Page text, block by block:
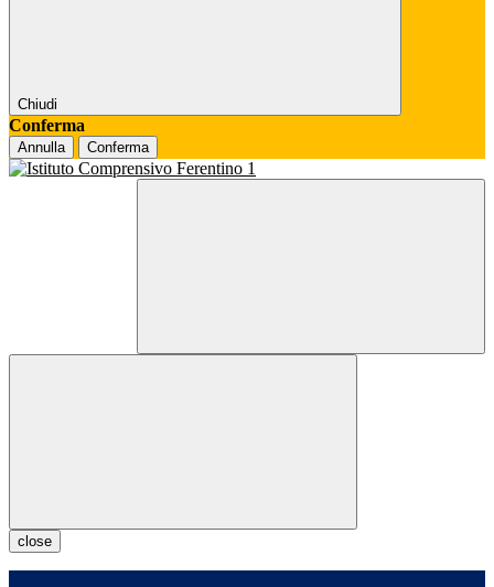
Chiudi
Conferma
Annulla Conferma
close